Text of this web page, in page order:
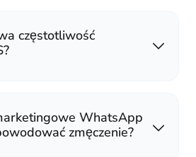
częstotliwość
WhatsApp
zmęczenie?